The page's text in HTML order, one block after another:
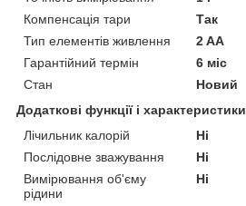
Компенсація тари
Так
Тип елементів живлення
2 AA
Гарантійний термін
6 міс
Стан
Новий
Додаткові функції і характеристики
Лічильник калорій
Ні
Послідовне зважування
Ні
Вимірювання об'єму
рідини
Ні